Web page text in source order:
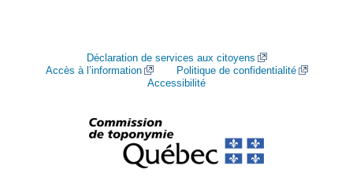
Déclaration de services aux citoyens
Accès à l’information
Politique de confidentialité
Accessibilité